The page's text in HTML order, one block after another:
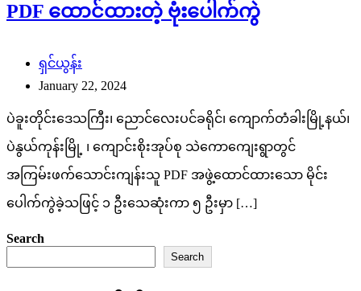
PDF ထောင်ထားတဲ့ ဗုံးပေါက်ကွဲ
ရှင်ယွန်း
January 22, 2024
ပဲခူးတိုင်းဒေသကြီး၊ ညောင်လေးပင်ခရိုင်၊ ကျောက်တံခါးမြို့နယ်၊
ပဲနွယ်ကုန်းမြို့ ၊ ကျောင်းစိုးအုပ်စု သဲကောကျေးရွာတွင်
အကြမ်းဖက်သောင်းကျန်းသူ PDF အဖွဲ့ထောင်ထားသော မိုင်း
ပေါက်ကွဲခဲ့သဖြင့် ၁ ဦးသေဆုံးကာ ၅ ဦးမှာ […]
Search
Search